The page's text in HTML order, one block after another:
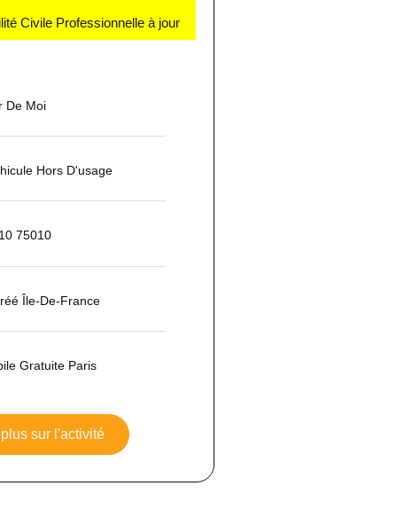
Civile Professionnelle à jour
De Moi
Hors D'usage
75010
Île-De-France
Gratuite Paris
sur l'activité